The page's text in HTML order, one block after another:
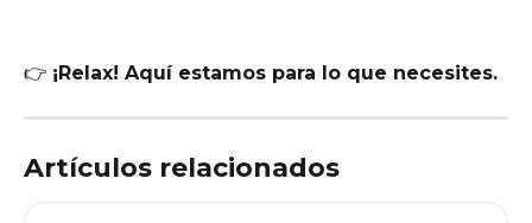
👉 ¡Relax! Aquí estamos para lo que necesites.
Artículos relacionados